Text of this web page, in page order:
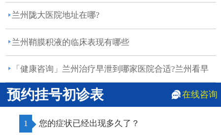
兰州陇大医院地址在哪?
兰州鞘膜积液的临床表现有哪些
「健康咨询」兰州治疗早泄到哪家医院合适?兰州看早
泄哪...
预约挂号初诊表 在线咨询
1 您的症状已经出现多久了？